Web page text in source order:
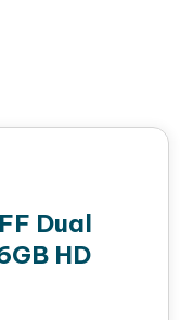
Dual
HD